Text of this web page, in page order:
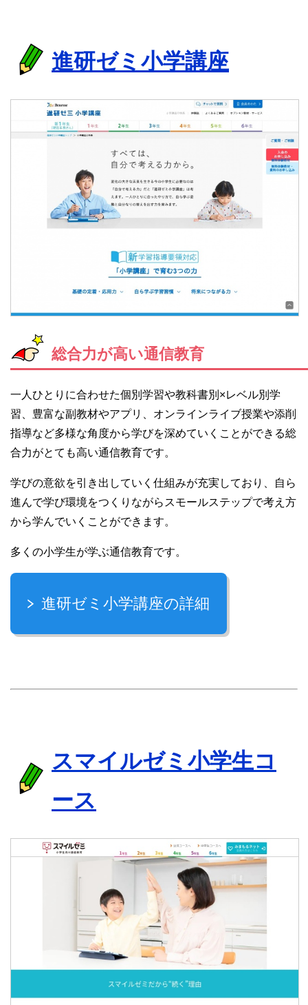
進研ゼミ小学講座
総合力が高い通信教育
一人ひとりに合わせた個別学習や教科書別×レベル別学
習、豊富な副教材やアプリ、オンラインライブ授業や添削
指導など多様な角度から学びを深めていくことができる総
合力がとても高い通信教育です。
学びの意欲を引き出していく仕組みが充実しており、自ら
進んで学び環境をつくりながらスモールステップで考え方
から学んでいくことができます。
多くの小学生が学ぶ通信教育です。
進研ゼミ小学講座の詳細
スマイルゼミ小学生コ
ース